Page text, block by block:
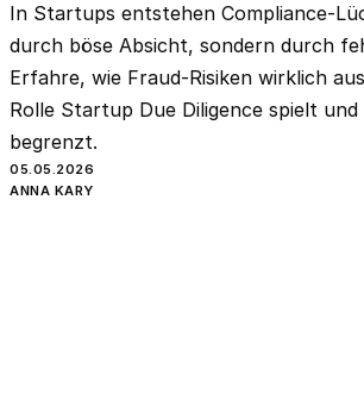
In Startups entstehen Compliance-
durch böse Absicht, sondern durch
Erfahre, wie Fraud-Risiken wirklich
Rolle Startup Due Diligence spielt und
begrenzt.
05.05.2026
ANNA KARY